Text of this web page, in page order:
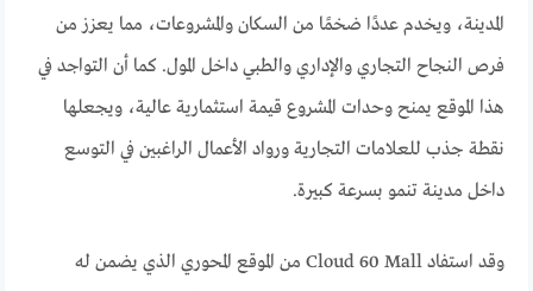
المدينة، ويخدم عددًا ضخمًا من السكان والمشروعات، مما يعزز من
فرص النجاح التجاري والإداري والطبي داخل المول. كما أن التواجد في
هذا الموقع يمنح وحدات المشروع قيمة استثمارية عالية، ويجعلها
نقطة جذب للعلامات التجارية ورواد الأعمال الراغبين في التوسع
داخل مدينة تنمو بسرعة كبيرة.
وقد استفاد Cloud 60 Mall من الموقع المحوري الذي يضمن له